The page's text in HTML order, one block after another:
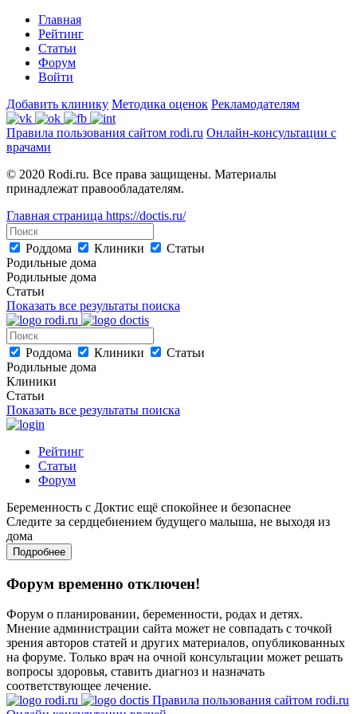
Главная
Рейтинг
Статьи
Форум
Войти
Добавить клинику Методика оценок Рекламодателям
Правила пользования сайтом rodi.ru Онлайн-консультации с
врачами
© 2020 Rodi.ru. Все права защищены. Материалы
принадлежат правообладателям.
Главная страница https://doctis.ru/
Роддома Клиники
Статьи
Родильные дома
Родильные дома
Статьи
Показать все результаты поиска
Роддома Клиники
Статьи
Родильные дома
Клиники
Статьи
Показать все результаты поиска
Рейтинг
Статьи
Форум
Беременность с Доктис ещё спокойнее и безопаснее
Следите за сердцебиением будущего малыша, не выходя из
дома
Подробнее
Форум временно отключен!
Форум о планировании, беременности, родах и детях.
Мнение администрации сайта может не совпадать с точкой
зрения авторов статей и других материалов, опубликованных
на форуме. Только врач на очной консультации может решать
вопросы здоровья, ставить диагноз и назначать
соответствующее лечение.
Правила пользования сайтом rodi.ru